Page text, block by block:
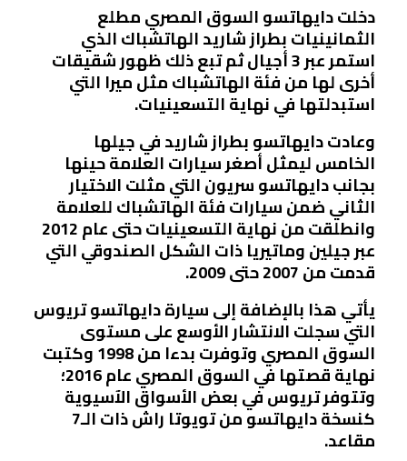
دخلت دايهاتسو السوق المصري مطلع
الثمانينيات بطراز شاريد الهاتشباك الذي
استمر عبر 3 أجيال ثم تبع ذلك ظهور شقيقات
أخرى لها من فئة الهاتشباك مثل ميرا التي
استبدلتها في نهاية التسعينيات.
وعادت دايهاتسو بطراز شاريد في جيلها
الخامس ليمثل أصغر سيارات العلامة حينها
بجانب دايهاتسو سريون التي مثلت الاختيار
الثاني ضمن سيارات فئة الهاتشباك للعلامة
وانطلقت من نهاية التسعينيات حتى عام 2012
عبر جيلين وماتيريا ذات الشكل الصندوقي التي
قدمت من 2007 حتى 2009.
يأتي هذا بالإضافة إلى سيارة دايهاتسو تريوس
التي سجلت الانتشار الأوسع على مستوى
السوق المصري وتوفرت بدءا من 1998 وكتبت
نهاية قصتها في السوق المصري عام 2016؛
وتتوفر تريوس في بعض الأسواق الآسيوية
كنسخة دايهاتسو من تويوتا راش ذات الـ7
مقاعد.